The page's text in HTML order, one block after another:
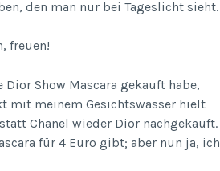
den man nur bei Tageslicht sieht.
freuen!
Dior Show Mascara gekauft habe,
mit meinem Gesichtswasser hielt
Chanel wieder Dior nachgekauft.
für 4 Euro gibt; aber nun ja, ich